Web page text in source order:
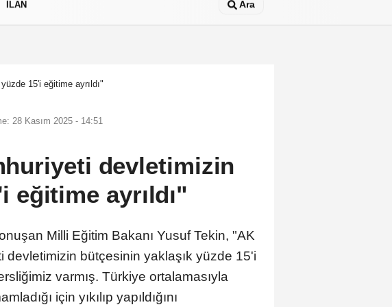
İLAN Ara
15'i eğitime ayrıldı"
28 Kasım 2025 - 14:51
devletimizin
eğitime ayrıldı"
Milli Eğitim Bakanı Yusuf Tekin, "AK
devletimizin bütçesinin yaklaşık yüzde 15'i
varmış. Türkiye ortalamasıyla
için yıkılıp yapıldığını